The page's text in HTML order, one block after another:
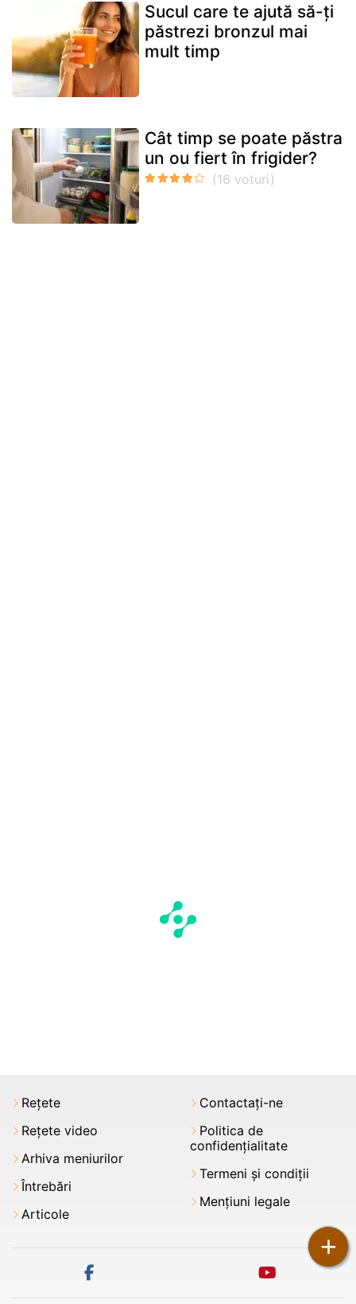
Sucul care te ajută să-ți
păstrezi bronzul mai
mult timp
Cât timp se poate păstra
un ou fiert în frigider?
+
Rețete
Rețete video
Arhiva meniurilor
Întrebări
Articole
Contactați-ne
Politica de
confidențialitate
Termeni şi condiții
Mențiuni legale
facebook youtube